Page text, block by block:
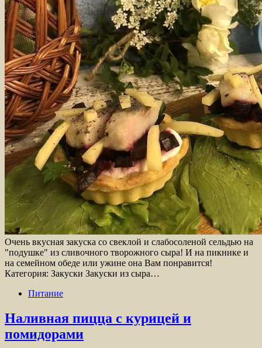
Очень вкусная закуска со свеклой и слабосоленой сельдью на
"подушке" из сливочного творожного сыра! И на пикнике и
на семейном обеде или ужине она Вам понравится!
Категория: Закуски Закуски из сыра…
Питание
Наливная пицца с курицей и
помидорами